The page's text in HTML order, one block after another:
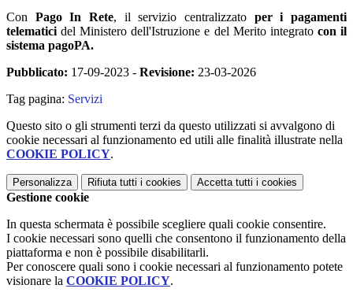
Con Pago In Rete, il servizio centralizzato per i pagamenti
telematici del Ministero dell'Istruzione e del Merito integrato con il
sistema pagoPA.
Pubblicato: 17-09-2023 - Revisione: 23-03-2026
Tag pagina: Servizi
Questo sito o gli strumenti terzi da questo utilizzati si avvalgono di
cookie necessari al funzionamento ed utili alle finalità illustrate nella
COOKIE POLICY.
Personalizza Rifiuta tutti i cookies Accetta tutti i cookies
Gestione cookie
In questa schermata è possibile scegliere quali cookie consentire.
I cookie necessari sono quelli che consentono il funzionamento della
piattaforma e non è possibile disabilitarli.
Per conoscere quali sono i cookie necessari al funzionamento potete
visionare la COOKIE POLICY.